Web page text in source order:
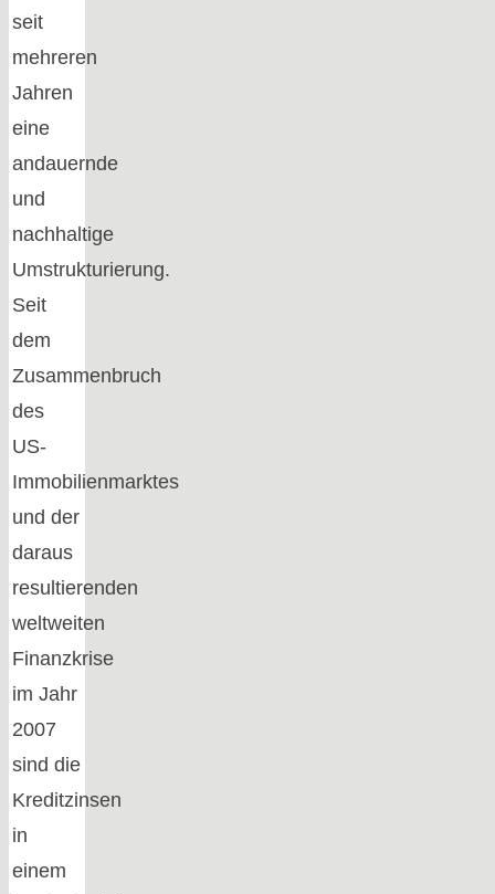
seit
mehreren
Jahren
eine
andauernde
und
nachhaltige
Umstrukturierung.
Seit
dem
Zusammenbruch
des
US-
Immobilienmarktes
und der
daraus
resultierenden
weltweiten
Finanzkrise
im Jahr
2007
sind die
Kreditzinsen
in
einem